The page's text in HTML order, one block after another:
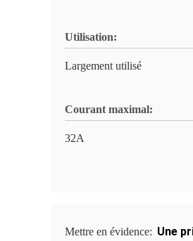
Utilisation:
Largement utilisé
Courant maximal:
32A
Mettre en évidence: Une